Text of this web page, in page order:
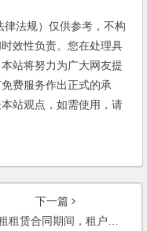
法规）仅供参考，不构
效性负责。您在处理具
站将努力为广大网友提
费服务作出正式的承
站观点，如需使用，请
下一篇
合同期间，租户被吊销营业执照，出租方是否可以因此终止合同？